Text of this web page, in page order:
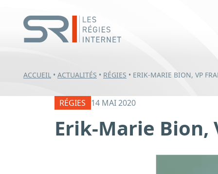
ACCUEIL • ACTUALITÉS • RÉGIES • ERIK-MARIE BION, VP
RÉGIES 14 MAI 2020
Erik-Marie Bion,